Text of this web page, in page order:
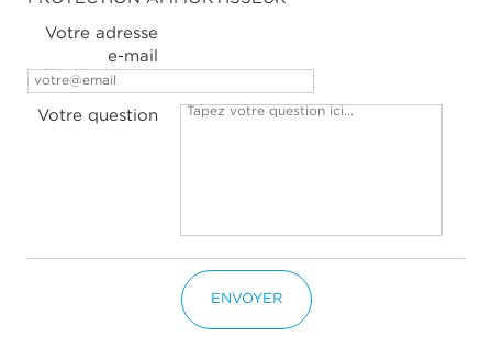
Votre adresse
e-mail
Votre question
ENVOYER